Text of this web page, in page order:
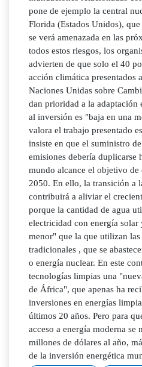
pone de ejemplo la central
Florida (Estados Unidos),
se verá amenazada en las
todos estos riesgos, los
advierten de que solo el 40
acción climática presentados
Naciones Unidas sobre
dan prioridad a la adaptación
al inversión es "baja en una
valora el trabajo presentado
insiste en que el suministro
emisiones debería duplicarse
mundo alcance el objetivo de
2050. En ello, la transición a
contribuirá a aliviar el
porque la cantidad de agua
electricidad con energía solar
menor" que la que utilizan las
tradicionales , que se
o energía nuclear. En este
tecnologías limpias una
de África", que apenas ha
inversiones en energías
últimos 20 años. Pero para
acceso a energía moderna se
millones de dólares al año,
de la inversión energética